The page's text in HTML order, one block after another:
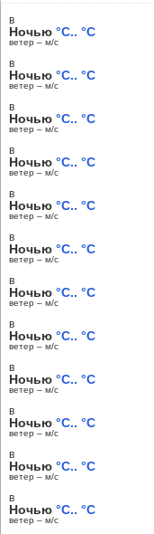
в
Ночью °C.. °C
ветер – м/c
в
Ночью °C.. °C
ветер – м/c
в
Ночью °C.. °C
ветер – м/c
в
Ночью °C.. °C
ветер – м/c
в
Ночью °C.. °C
ветер – м/c
в
Ночью °C.. °C
ветер – м/c
в
Ночью °C.. °C
ветер – м/c
в
Ночью °C.. °C
ветер – м/c
в
Ночью °C.. °C
ветер – м/c
в
Ночью °C.. °C
ветер – м/c
в
Ночью °C.. °C
ветер – м/c
в
Ночью °C.. °C
ветер – м/c